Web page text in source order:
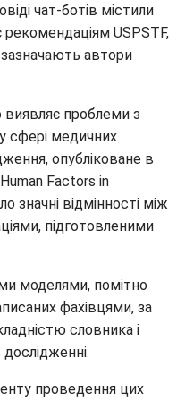
чат-ботів містили
рекомендаціям USPSTF,
автори
проблеми з
сфері медичних
опубліковане в
Factors in
значні відмінності між
підготовленими
моделями, помітно
фахівцями, за
словника і
проведення цих